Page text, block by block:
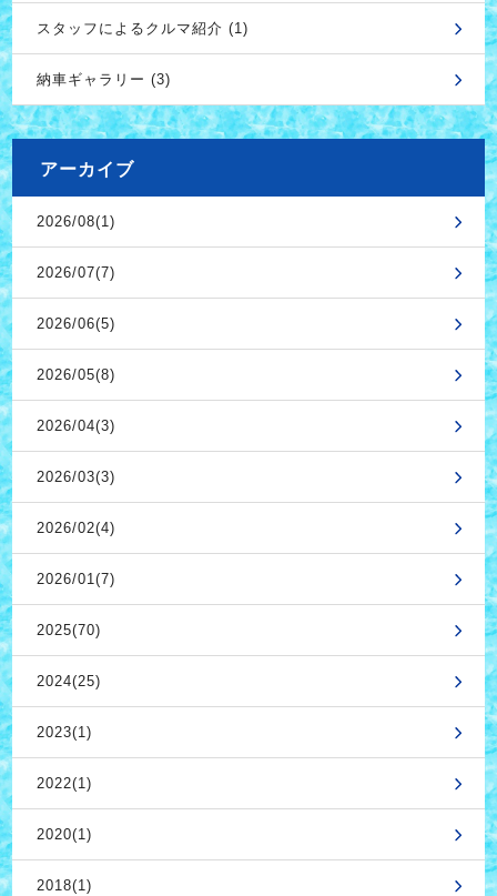
スタッフによるクルマ紹介 (1)
納車ギャラリー (3)
アーカイブ
2026/08(1)
2026/07(7)
2026/06(5)
2026/05(8)
2026/04(3)
2026/03(3)
2026/02(4)
2026/01(7)
2025(70)
2024(25)
2023(1)
2022(1)
2020(1)
2018(1)